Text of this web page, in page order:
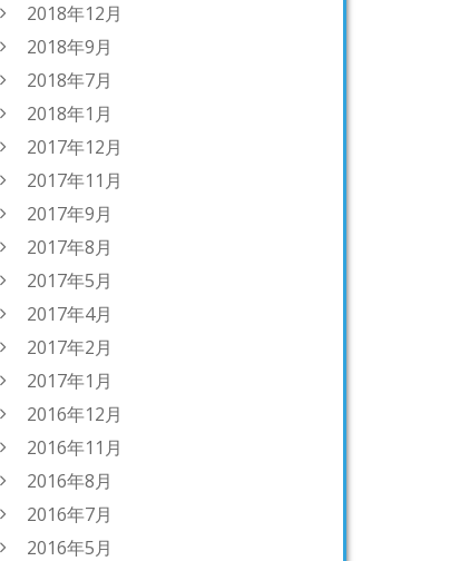
2018年12月
2018年9月
2018年7月
2018年1月
2017年12月
2017年11月
2017年9月
2017年8月
2017年5月
2017年4月
2017年2月
2017年1月
2016年12月
2016年11月
2016年8月
2016年7月
2016年5月